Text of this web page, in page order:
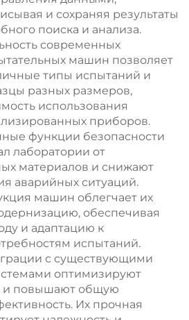
и сохраняя результаты
поиска и анализа.
современных
машин позволяет
типы испытаний и
разных размеров,
использования
приборов.
функции безопасности
лаборатории от
материалов и снижают
аварийных ситуаций.
машин облегчает их
обеспечивая
и адаптацию к
испытаний.
с существующими
оптимизируют
и повышают общую
Их прочная